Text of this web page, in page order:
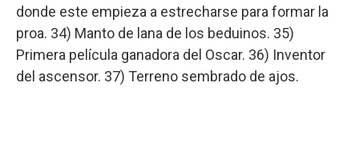
donde este empieza a estrecharse para formar la
proa. 34) Manto de lana de los beduinos. 35)
Primera película ganadora del Oscar. 36) Inventor
del ascensor. 37) Terreno sembrado de ajos.